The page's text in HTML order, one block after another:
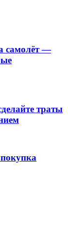
самолёт —
траты